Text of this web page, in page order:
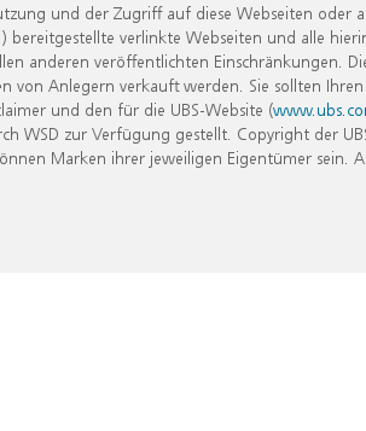
und der Zugriff auf diese Webseiten oder
verlinkte Webseiten und alle
anderen veröffentlichten Einschränkungen.
Anlegern verkauft werden. Sie sollten
und den für die UBS-Website (
zur Verfügung gestellt. Copyright der
Marken ihrer jeweiligen Eigentümer sein.